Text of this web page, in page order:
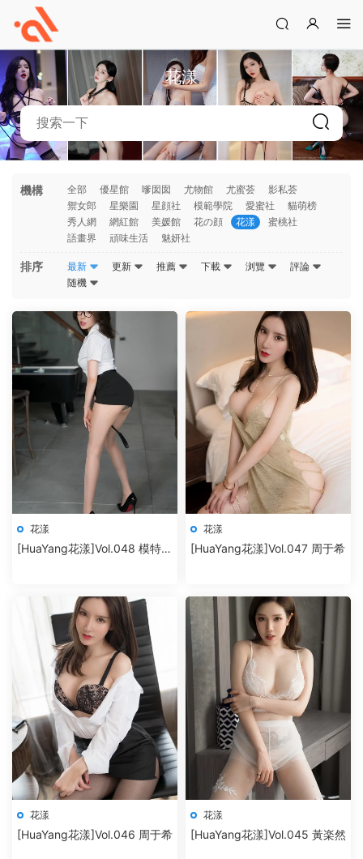
花漾
機構 全部 優星館 嗲囡囡 尤物館 尤蜜荟
影私荟
禦女郎
星樂園 星顔社 模範學院 愛蜜社
貓萌榜
秀人網
網紅館 美媛館 花の顔 花漾
蜜桃社
語畫界
頑味生活 魅妍社
排序 最新 更新 推薦 下載 浏覽
評論
随機
花漾
[HuaYang花漾]Vol.048 模特合
花漾
[HuaYang花漾]Vol.047 周于希
花漾
[HuaYang花漾]Vol.046 周于希
花漾
[HuaYang花漾]Vol.045 黃楽然